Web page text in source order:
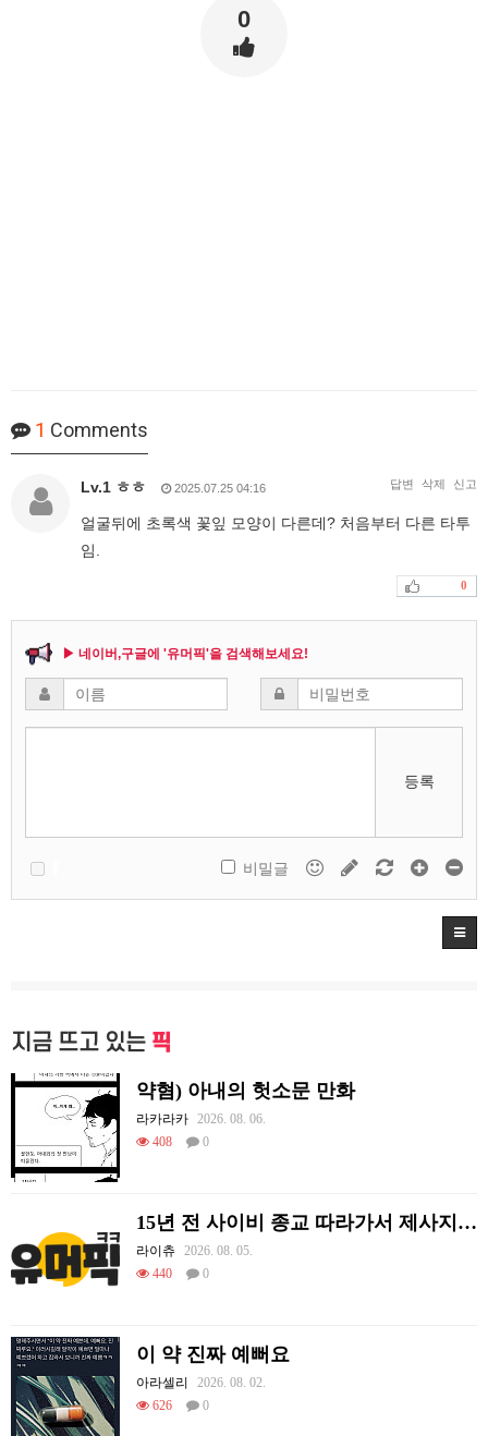
0
1 Comments
Lv.1 ㅎㅎ 2025.07.25 04:16 답변 삭제 신고
얼굴뒤에 초록색 꽃잎 모양이 다른데? 처음부터 다른 타투
임.
0
▶ 네이버,구글에 '유머픽'을 검색해보세요!
등록
비밀글
지금 뜨고 있는 픽
약혐) 아내의 헛소문 만화
라카라카 2026. 08. 06.
408
0
15년 전 사이비 종교 따라가서 제사지내고 온 썰.
라이츄
2026. 08. 05.
440
0
이 약 진짜 예뻐요
아라셀리
2026. 08. 02.
626
0